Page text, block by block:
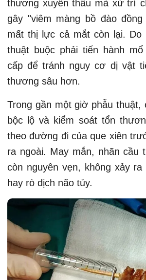
thương xuyên thấu mà xử trí
gây "viêm màng bồ đào
mất thị lực cả mắt còn lại. Do
thuật buộc phải tiến hành
cấp để tránh nguy cơ dị vật
thương sâu hơn.
Trong gần một giờ phẫu thuật,
bộc lộ và kiểm soát tổn
theo đường đi của que xiên
ra ngoài. May mắn, nhãn cầu
còn nguyên vẹn, không xảy
hay rò dịch não tủy.